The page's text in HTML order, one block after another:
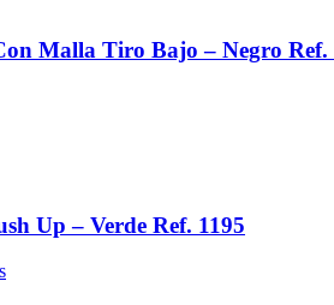
Malla Tiro Bajo – Negro Ref.
Up – Verde Ref. 1195